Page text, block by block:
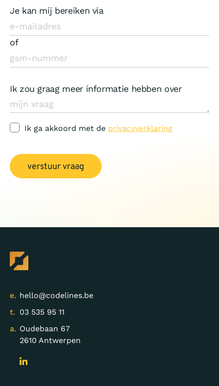
Je kan mij bereiken via
of
Ik zou graag meer informatie hebben over
Ik ga akkoord met de privacyverklaring
verstuur vraag
e. hello@codelines.be
t. 03 535 95 11
a. Oudebaan 67
2610 Antwerpen